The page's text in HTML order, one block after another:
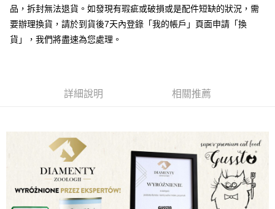
【關於「AFTEE先享後付」】
便利好安心！
１．簡單：不需註冊會員、不需綁卡、不需儲值。
１．於結帳方式選擇「AFTEE先享後付」後，將跳轉至「AFTEE先享後付」
ATM／網路銀行／等多元方式進行付款，方視為交易完成。
※ 請注意：結帳手續完成當下不需立刻繳費，但若您需要取消訂單，請聯絡
購買商品的店家。未經商家同意取消之訂單仍視為有效，需透過AFTEE先享
後付繳納相關費用。
※ 交易是否成功請以「AFTEE先享後付 」之結帳頁面顯示為準，若有關於
是否繳費成功／繳費後需取消欲退款等相關疑問，請聯繫「AFTEE先享後付
客戶支援中心」https://netprotections.freshdesk.com/support/home
ATM付款
運送方式
7-11取貨付款
每筆NT$70，滿NT$1,111(含以上)免運費
付款後7-11取貨
每筆NT$60，滿NT$1,111(含以上)免運費
品，拆封無法退貨。如發現有瑕疵或破損或是配件短缺的狀況，需
要辦理換貨，請於到貨後7天內登錄「我的帳戶」頁面申請「換
貨」，我們將盡速為您處理。
詳細說明 相關推薦